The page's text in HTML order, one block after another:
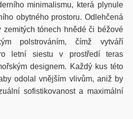
minimalismu, která plynule
obytného prostoru. Odlehčená
zemitých tónech hnědé či béžové
polstrováním, čímž vytváří
letní siestu v prostředí teras
designem. Každý kus této
odolal vnějším vlivům, aniž by
sofistikovanost a maximální